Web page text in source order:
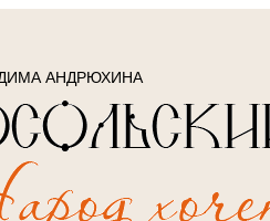
АНДРЮХИНА